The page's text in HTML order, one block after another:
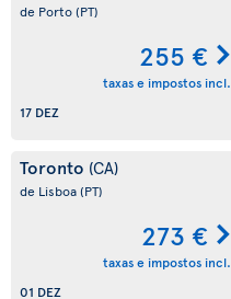
de Porto(PT)
255 €
taxas e impostos incl.
17 DEZ
Toronto (CA)
de Lisboa(PT)
273 €
taxas e impostos incl.
01 DEZ